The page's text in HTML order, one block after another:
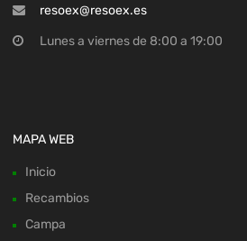
resoex@resoex.es
Lunes a viernes de 8:00 a 19:00
MAPA WEB
Inicio
Recambios
Campa